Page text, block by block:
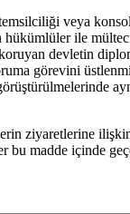
veya
hükümlüler ile
devletin
görevini
ziyaretlerine
bu madde içinde